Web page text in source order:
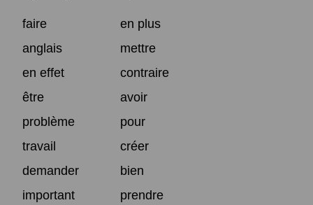
faire
en plus
anglais
mettre
en effet
contraire
être
avoir
problème
pour
travail
créer
demander
bien
important
prendre